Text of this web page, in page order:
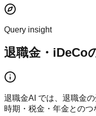
Query insight
退職金・iDeCo
退職金AI では、退職金
時期・税金・年金とのつ